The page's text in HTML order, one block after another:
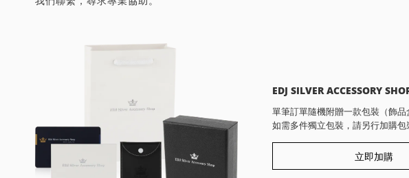
EDJ SILVER ACCESSORY
單筆訂單隨機附贈一款包裝（飾品
如需多件獨立包裝，請另行加購包
立即加購